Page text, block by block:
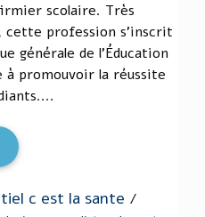
scolaire. Très
cette profession s'inscrit
générale de l'Éducation
à promouvoir la réussite
c est la sante /